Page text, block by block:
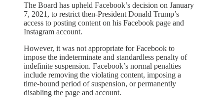
The Board has upheld Facebook’s decision on January
7, 2021, to restrict then-President Donald Trump’s
access to posting content on his Facebook page and
Instagram account.
However, it was not appropriate for Facebook to
impose the indeterminate and standardless penalty of
indefinite suspension. Facebook’s normal penalties
include removing the violating content, imposing a
time-bound period of suspension, or permanently
disabling the page and account.